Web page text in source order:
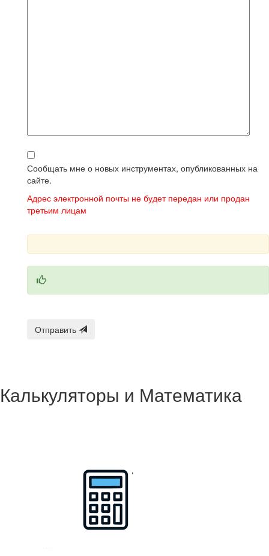
Сообщать мне о новых инструментах, опубликованных на
сайте.
Адрес электронной почты не будет передан или продан
третьим лицам
Отправить
Калькуляторы и Математика